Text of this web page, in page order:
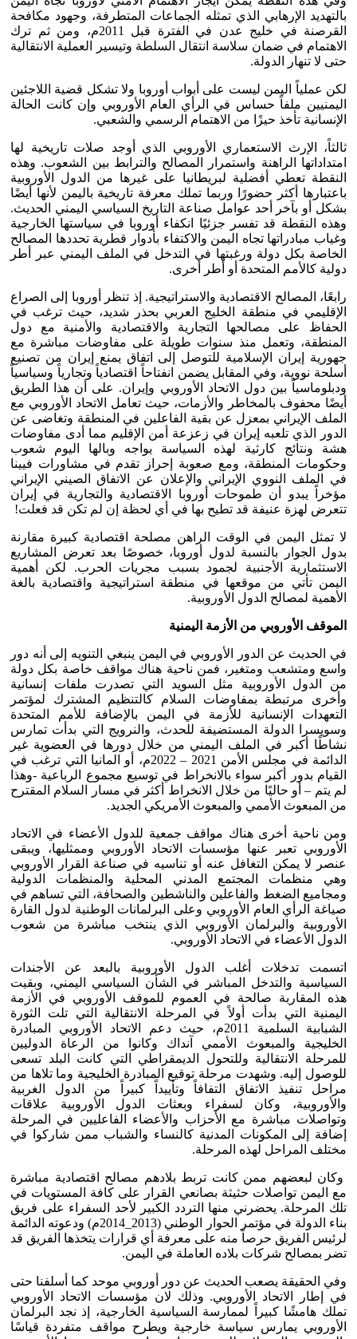
بالتهديد الإرهابي الذي تمثله الجماعات المتطرفة، وجهود مكافحة
القرصنة في خليج عدن في الفترة قبل 2011م، ومن ثم ترك
الاهتمام في ضمان سلاسة انتقال السلطة وتيسير العملية الانتقالية
حتى لا تنهار الدولة.
لكن عملياً اليمن ليست على أبواب أوروبا ولا تشكل قضية اللاجئين
اليمنيين ملفاً حساس في الرأي العام الأوروبي وإن كانت الحالة
الإنسانية تأخذ حيزًا من الاهتمام الرسمي والشعبي.
ثالثاً، الإرث الاستعماري الأوروبي الذي أوجد صلات تاريخية لها
امتداداتها الراهنة واستمرار المصالح والترابط بين الشعوب. وهذه
النقطة تعطي أفضلية لبريطانيا على غيرها من الدول الأوروبية
باعتبارها أكثر حضورًا وربما تملك معرفة تاريخية باليمن لأنها أيضًا
بشكل أو بآخر أحد عوامل صناعة التاريخ السياسي اليمني الحديث.
وهذه النقطة قد تفسر جزئيًا انكفاء أوروبا في سياستها الخارجية
وغياب مبادراتها تجاه اليمن والاكتفاء بأدوار قطرية تحددها المصالح
الخاصة بكل دولة ورغبتها في التدخل في الملف اليمني عبر أطر
دولية كالأمم المتحدة أو أطر أخرى.
رابعًا، المصالح الاقتصادية والاستراتيجية. إذ تنظر أوروبا إلى الصراع
الإقليمي في منطقة الخليج العربي بحذر شديد، حيث ترغب في
الحفاظ على مصالحها التجارية والاقتصادية والأمنية مع دول
المنطقة، وتعمل منذ سنوات طويلة على مفاوضات مباشرة مع
جهورية إيران الإسلامية للتوصل إلى اتفاق يمنع إيران من تصنيع
أسلحة نووية، وفي المقابل يضمن انفتاحاً اقتصادياً وتجارياً وسياسياً
ودبلوماسياً بين دول الاتحاد الأوروبي وإيران. على أن هذا الطريق
أيضًا محفوف بالمخاطر والأزمات، حيث تعامل الاتحاد الأوروبي مع
الملف الإيراني بمعزل عن بقية الفاعلين في المنطقة وتغاضى عن
الدور الذي تلعبه إيران في زعزعة أمن الإقليم مما أدى مفاوضات
هشة ونتائج كارثية لهذه السياسة يواجه وبالها اليوم شعوب
وحكومات المنطقة، ومع صعوبة إحراز تقدم في مشاورات فيينا
في الملف النووي الإيراني والإعلان عن الاتفاق الصيني الإيراني
مؤخراً يبدو أن طموحات أوروبا الاقتصادية والتجارية في إيران
تتعرض لهزة عنيفة قد تطيح بها في أي لحظة إن لم تكن قد فعلت!
لا تمثل اليمن في الوقت الراهن مصلحة اقتصادية كبيرة مقارنة
بدول الجوار بالنسبة لدول أوروبا، خصوصًا بعد تعرض المشاريع
الاستثمارية الأجنبية لجمود بسبب مجريات الحرب. لكن أهمية
اليمن تأتي من موقعها في منطقة استراتيجية واقتصادية بالغة
الأهمية لمصالح الدول الأوروبية.
الموقف الأوروبي من الأزمة اليمنية
في الحديث عن الدور الأوروبي في اليمن ينبغي التنويه إلى أنه دور
واسع ومتشعب ومتغير، فمن ناحية هناك مواقف خاصة بكل دولة
من الدول الأوروبية مثل السويد التي تصدرت ملفات إنسانية
وأخرى مرتبطة بمفاوضات السلام كالتنظيم المشترك لمؤتمر
التعهدات الإنسانية للأزمة في اليمن بالإضافة للأمم المتحدة
وسويسرا الدولة المستضيفة للحدث، والنرويج التي بدأت تمارس
نشاطًا أكبر في الملف اليمني من خلال دورها في العضوية غير
الدائمة في مجلس الأمن 2021 – 2022م، أو المانيا التي ترغب في
القيام بدور أكبر سواء بالانخراط في توسيع مجموع الرباعية -وهذا
لم يتم – أو حاليًا من خلال الانخراط أكثر في مسار السلام المقترح
من المبعوث الأممي والمبعوث الأمريكي الجديد.
ومن ناحية أخرى هناك مواقف جمعية للدول الأعضاء في الاتحاد
الأوروبي تعبر عنها مؤسسات الاتحاد الأوروبي وممثليها، ويبقى
عنصر لا يمكن التغافل عنه أو تناسيه في صناعة القرار الأوروبي
وهي منظمات المجتمع المدني المحلية والمنظمات الدولية
ومجاميع الضغط والفاعلين والناشطين والصحافة، التي تساهم في
صياغة الرأي العام الأوروبي وعلى البرلمانات الوطنية لدول القارة
الأوروبية والبرلمان الأوروبي الذي ينتخب مباشرة من شعوب
الدول الأعضاء في الاتحاد الأوروبي.
اتسمت تدخلات أغلب الدول الأوروبية بالبعد عن الأجندات
السياسية والتدخل المباشر في الشأن السياسي اليمني، وبقيت
هذه المقاربة صالحة في العموم للموقف الأوروبي في الأزمة
اليمنية التي بدأت أولاً في المرحلة الانتقالية التي تلت الثورة
الشبابية السلمية 2011م، حيث دعم الاتحاد الأوروبي المبادرة
الخليجية والمبعوث الأممي آنداك وكانوا من الرعاة الدوليين
للمرحلة الانتقالية وللتحول الديمقراطي التي كانت البلد تسعى
للوصول إليه. وشهدت مرحلة توقيع المبادرة الخليجية وما تلاها من
مراحل تنفيذ الاتفاق التفافاً وتأييداً كبيراً من الدول الغربية
والأوروبية، وكان لسفراء وبعثات الدول الأوروبية علاقات
وتواصلات مباشرة مع الأحزاب والأعضاء الفاعليين في المرحلة
إضافة إلى المكونات المدنية كالنساء والشباب ممن شاركوا في
مختلف المراحل لهذه المرحلة.
وكان لبعضهم ممن كانت تربط بلادهم مصالح اقتصادية مباشرة
مع اليمن تواصلات حثيثة بصانعي القرار على كافة المستويات في
تلك المرحلة. يحضرني منها التردد الكبير لأحد السفراء على فريق
بناء الدولة في مؤتمر الحوار الوطني (2013_2014م) ودعوته الدائمة
لرئيس الفريق حرصاً منه على معرفة أي قرارات يتخذها الفريق قد
تضر بمصالح شركات بلاده العاملة في اليمن.
وفي الحقيقة يصعب الحديث عن دور أوروبي موحد كما أسلفنا حتى
في إطار الاتحاد الأوروبي. وذلك لان مؤسسات الاتحاد الأوروبي
تملك هامشًا كبيراً لممارسة السياسية الخارجية، إذ نجد البرلمان
الأوروبي يمارس سياسة خارجية ويطرح مواقف متفردة قياسًا